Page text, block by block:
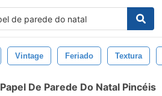
Vintage Feriado Textura
Papel De Parede Do Natal Pincéis